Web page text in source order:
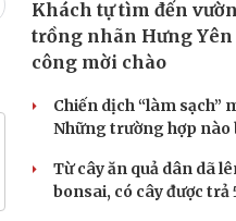
Khách tự tìm đến
trồng nhãn Hưng
công mời chào
Chiến dịch “làm sạch”
Những trường hợp nào
Từ cây ăn quả dân dã
bonsai, có cây được